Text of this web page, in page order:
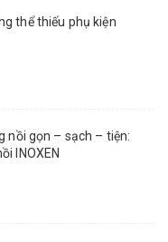
thể thiếu phụ kiện
nồi gọn – sạch – tiện:
INOXEN